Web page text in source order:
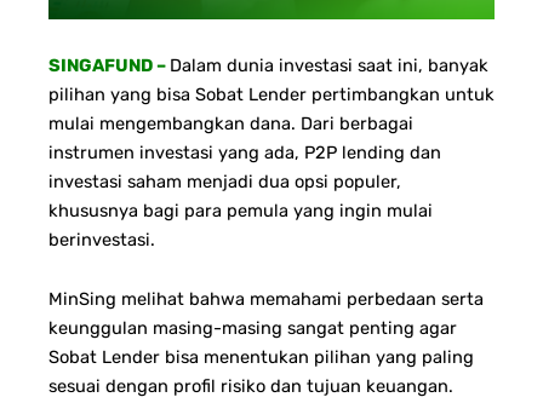
SINGAFUND – Dalam dunia investasi saat ini, banyak
pilihan yang bisa Sobat Lender pertimbangkan untuk
mulai mengembangkan dana. Dari berbagai
instrumen investasi yang ada, P2P lending dan
investasi saham menjadi dua opsi populer,
khususnya bagi para pemula yang ingin mulai
berinvestasi.
MinSing melihat bahwa memahami perbedaan serta
keunggulan masing-masing sangat penting agar
Sobat Lender bisa menentukan pilihan yang paling
sesuai dengan profil risiko dan tujuan keuangan.